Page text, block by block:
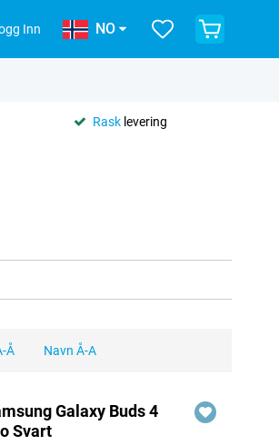
Inn NO
Rask levering
Å Navn Å-A
Galaxy Buds 4
Svart